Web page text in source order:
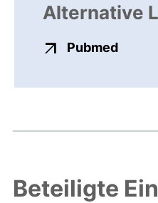
Alternative
Pubmed
Beteiligte